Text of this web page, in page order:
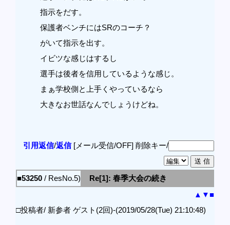
指示をだす。
保護者ベンチにはSRのコーチ？
がいて指示を出す。
イビツな感じはするし
選手は後者を信用しているような感じ。
まぁ学校側と上手くやっているなら
大きなお世話なんでしょうけどね。
引用返信/返信[メール受信/OFF] 削除キー/
■53250 / ResNo.5)
Re[1]: 春季大会の続き
▲ ▼■
□投稿者/ 新参者 ゲスト(2回)-(2019/05/28(Tue) 21:10:48)